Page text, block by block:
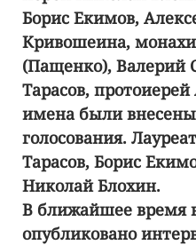
Борис Екимов,
Кривошеина,
(Пащенко), Валерий
Тарасов,
имена были
голосования.
Тарасов, Борис
Николай Блохин.
В ближайшее время
опубликовано